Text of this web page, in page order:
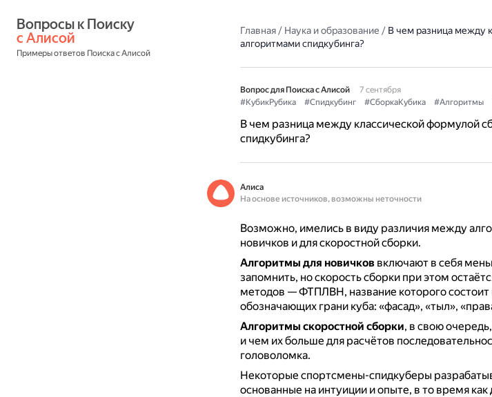
с Алисой
Примеры ответов Поиска с Алисой
Главная/ Наука и образование / В чем разница между
алгоритмами спидкубинга?
Вопрос для Поиска с Алисой
7 сентября
#КубикРубика
#Спидкубинг #СборкаКубика #Алгоритмы
В чем разница между классической формулой
спидкубинга?
Алиса
На основе источников, возможны неточности
Возможно, имелись в виду различия между
новичков и для скоростной сборки.
Алгоритмы для новичковвключают в себя
запомнить, но скорость сборки при этом
методов — ФТПЛВН, название которого состоит
обозначающих грани куба: «фасад», «тыл»,
Алгоритмы скоростной сборки, в свою
и чем их больше для расчётов
головоломка.
Некоторые спортсмены-спидкуберы
основанные на интуиции и опыте, в то время